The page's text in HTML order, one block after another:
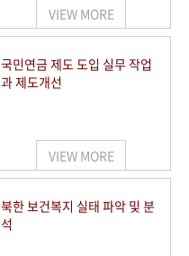
VIEW MORE
국민연금 제도 도입 실무 작업
과 제도개선
VIEW MORE
북한 보건복지 실태 파악 및 분
석